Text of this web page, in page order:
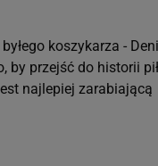
koszykarza -
by przejść do historii
najlepiej zarabiającą